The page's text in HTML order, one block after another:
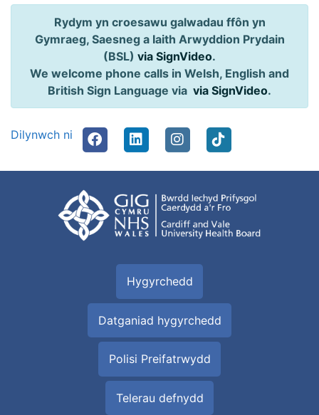
Rydym yn croesawu galwadau ffôn yn
Gymraeg, Saesneg a Iaith Arwyddion Prydain
(BSL) via SignVideo.
We welcome phone calls in Welsh, English and
British Sign Language via via SignVideo.
Dilynwch ni
Hygyrchedd
Datganiad hygyrchedd
Polisi Preifatrwydd
Telerau defnydd